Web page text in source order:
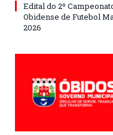
Edital do 2º
Obidense de Futebol
2026